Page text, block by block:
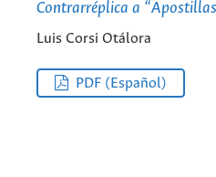
Contrarréplica a
Luis Corsi Otálora
PDF (Español)